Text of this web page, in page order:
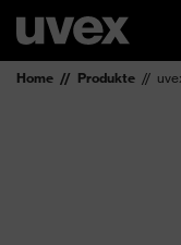
Home Produkte